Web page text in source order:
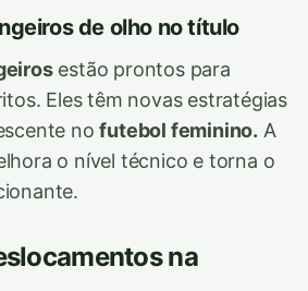
de olho no título
estão prontos para
Eles têm novas estratégias
nofutebol feminino. A
o nível técnico e torna o
na